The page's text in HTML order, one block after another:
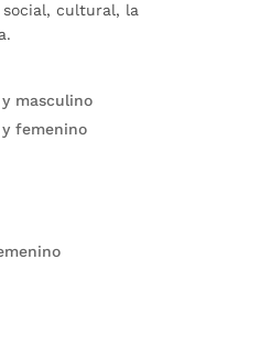
cultural, la
masculino
femenino